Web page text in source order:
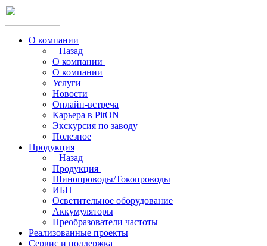
О компании
Назад
О компании
О компании
Услуги
Новости
Онлайн-встреча
Карьера в PitON
Экскурсия по заводу
Полезное
Продукция
Назад
Продукция
Шинопроводы/Токопроводы
ИБП
Осветительное оборудование
Аккумуляторы
Преобразователи частоты
Реализованные проекты
Сервис и поддержка